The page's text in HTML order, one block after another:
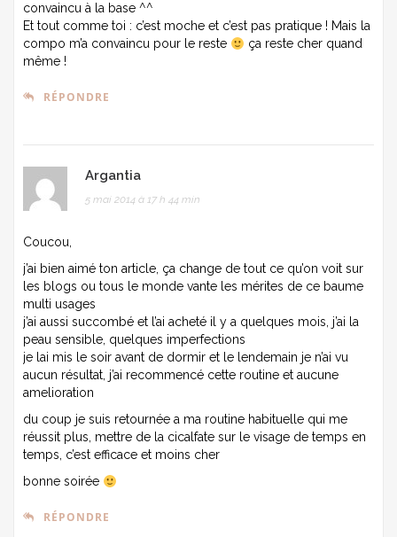
convaincu à la base ^^
Et tout comme toi : c’est moche et c’est pas pratique ! Mais la
compo m’a convaincu pour le reste
ça reste cher quand
même !
RÉPONDRE
Argantia
5 mai 2014 à 17 h 44 min
Coucou,
j’ai bien aimé ton article, ça change de tout ce qu’on voit sur
les blogs ou tous le monde vante les mérites de ce baume
multi usages
j’ai aussi succombé et l’ai acheté il y a quelques mois, j’ai la
peau sensible, quelques imperfections
je lai mis le soir avant de dormir et le lendemain je n’ai vu
aucun résultat, j’ai recommencé cette routine et aucune
amelioration
du coup je suis retournée a ma routine habituelle qui me
réussit plus, mettre de la cicalfate sur le visage de temps en
temps, c’est efficace et moins cher
bonne soirée
RÉPONDRE